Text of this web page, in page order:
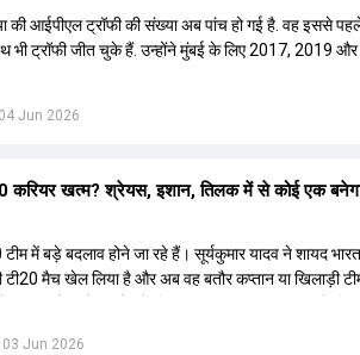
Jun 2026
की आईपीएल ट्रॉफी की संख्या अब पांच हो गई है. वह इससे
भी ट्रॉफी जीत चुके हैं. उन्होंने मुंबई के लिए 2017, 2019
03 Jun 2026
करियर खत्म? श्रेयस, इशान, तिलक में से कोई एक
टीम में बड़े बदलाव होने जा रहे हैं। सूर्यकुमार यादव ने शायद
मैच खेल लिया है और अब वह बतौर कप्तान या खिलाड़ी
है। इस रेस में श्रेयस अय्यर सबसे आगे चल रहे हैं। उनके